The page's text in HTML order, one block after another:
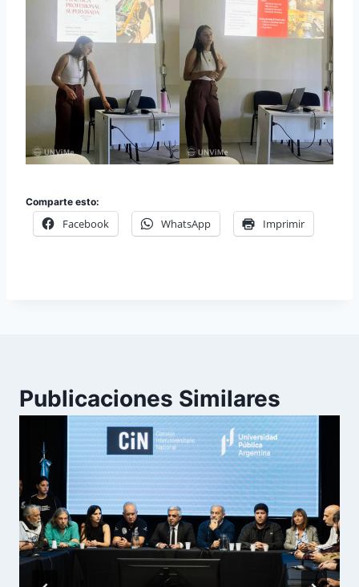
Comparte esto:
Facebook WhatsApp Imprimir
Publicaciones Similares